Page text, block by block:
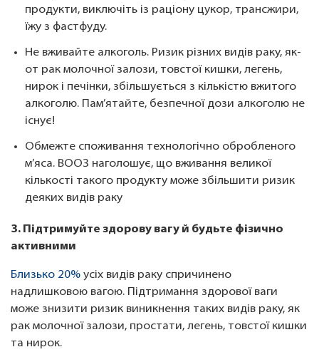
продукти, виключіть із раціону цукор, трансжири,
їжу з фастфуду.
Не вживайте алкоголь. Ризик різних видів раку, як-
от рак молочної залози, товстої кишки, легень,
нирок і печінки, збільшується з кількістю вжитого
алкоголю. Пам’ятайте, безпечної дози алкоголю не
існує!
Обмежте споживання технологічно обробленого
м’яса. ВООЗ наголошує, що вживання великої
кількості такого продукту може збільшити ризик
деяких видів раку
3. Підтримуйте здорову вагу й будьте фізично
активними
Близько 20% усіх видів раку спричинено
надлишковою вагою. Підтримання здорової ваги
може знизити ризик виникнення таких видів раку, як
рак молочної залози, простати, легень, товстої кишки
та нирок.